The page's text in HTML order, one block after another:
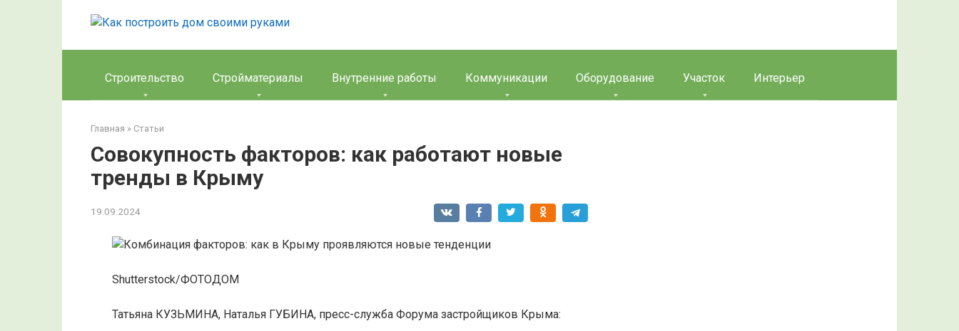
Строительство Стройматериалы Внутренние работы Коммуникации Оборудование Участок Интерьер
Главная » Статьи
Совокупность факторов: как работают новые
тренды в Крыму
19.09.2024
Shutterstock/ФОТОДОМ
Татьяна КУЗЬМИНА, Наталья ГУБИНА, пресс-служба Форума застройщиков Крыма: